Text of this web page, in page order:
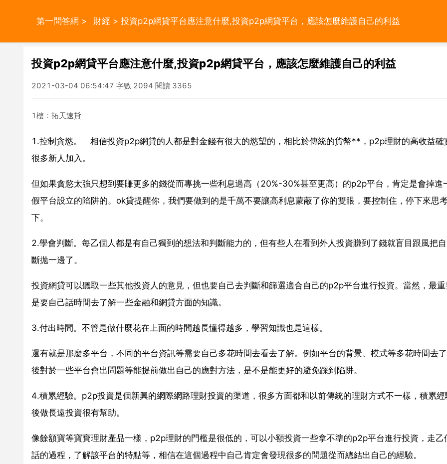
第一問答網 > 財經 > 投資p2p網貸平台應注意什麼,投資p2p網貸平台，應該怎麼維護自己的利益
投資p2p網貸平台應注意什麼,投資p2p網貸平台，應該怎麼維護自己的利益
2021-03-04 06:54:47 字數 2094 閱讀 3365
1樓：拓天速貸
1.控制貪慾。 相信投資p2p網貸的人都是對金錢有很大的慾望的，相比於傳統的貨幣**，p2p理財的高收益
很多新人加入。
但如果貪慾太強只想到要賺更多的錢從而專挑一些利息過高（20%-30%甚至更高）的p2p平台，肯定是會掉進
假平台設立的陷阱的。ok貸提醒你，我們要做到的是千萬不要讓高利息蒙蔽了你的雙眼，要控制住，停下來思
下。
2.學會判斷。每乙個人都是有自己獨到的想法和判斷能力的，但有些人在看到外人投資賺到了錢就盲目跟風把
斷拋一邊了。
投資網貸可以聽取一些其他投資人的意見，但也要自己去判斷和篩選適合自己的p2p平台進行投資。當然，最
是要自己話時間去了解一些金融和網貸方面的知識。
3.付出時間。不管是做什麼花在上面的時間越長懂得越多，學習知識也是這樣。
還有就是那麼多平台，不同的平台資訊等需要自己多花時間去看去了解。例如平台的背景、模式等多花時間去
後對於一些平台會出問題等能提前做出自己的應對方法，是不是能更好的避免踩到陷阱。
4.積累經驗。p2p投資是個新興的網際網路理財投資的渠道，很多方面都和以前傳統的理財方式不一樣，積累
後做長遠投資很有幫助。
像餘額寶等寶寶理財產品一樣，p2p理財的門檻是很低的，可以小額投資一些拿不準的p2p平台進行投資，走乙
話的過程，了解該平台的特點等，相信在這個過程中自己肯定會發現很多的問題從而總結出自己的經驗。